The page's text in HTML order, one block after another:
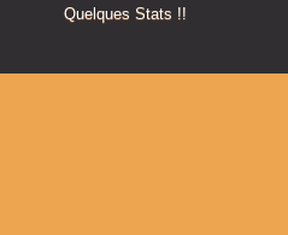
Quelques Stats !!